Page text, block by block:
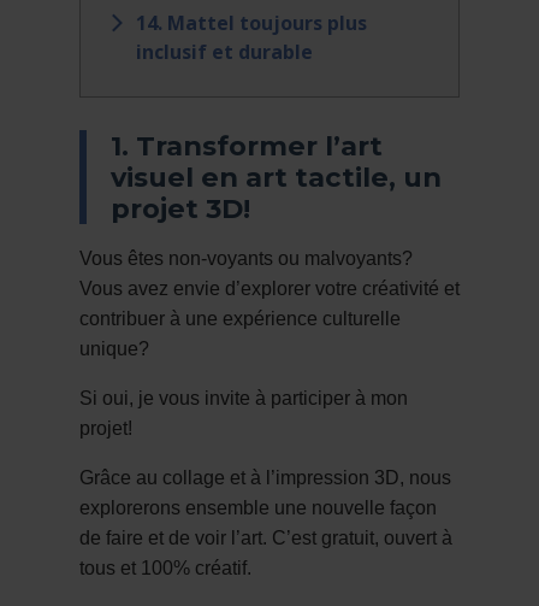
14. Mattel toujours plus
inclusif et durable
1. Transformer l’art
visuel en art tactile, un
projet 3D!
Vous êtes non-voyants ou malvoyants?
Vous avez envie d’explorer votre créativité et
contribuer à une expérience culturelle
unique?
Si oui, je vous invite à participer à mon
projet!
Grâce au collage et à l’impression 3D, nous
explorerons ensemble une nouvelle façon
de faire et de voir l’art. C’est gratuit, ouvert à
tous et 100% créatif.